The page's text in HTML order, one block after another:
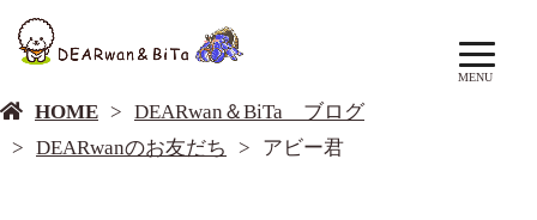
MENU
HOME
DEARwan＆BiTa ブログ
DEARwanのお友だち
アビー君